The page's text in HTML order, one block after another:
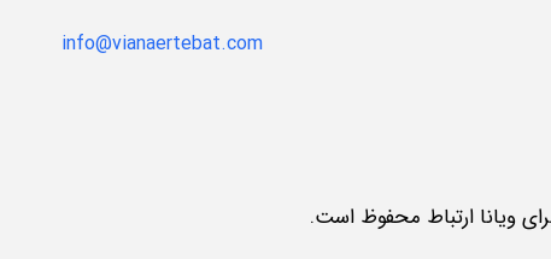
info@vianaertebat.com
ویانا ارتباط محفوظ است.